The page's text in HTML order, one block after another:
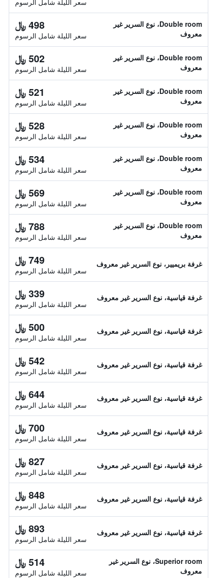
سعر الليلة شامل الرسوم
Double room، نوع السرير غير
معروف
498 ﷼
سعر الليلة شامل الرسوم
Double room، نوع السرير غير
معروف
502 ﷼
سعر الليلة شامل الرسوم
Double room، نوع السرير غير
معروف
521 ﷼
سعر الليلة شامل الرسوم
Double room، نوع السرير غير
معروف
528 ﷼
سعر الليلة شامل الرسوم
Double room، نوع السرير غير
معروف
534 ﷼
سعر الليلة شامل الرسوم
Double room، نوع السرير غير
معروف
569 ﷼
سعر الليلة شامل الرسوم
Double room، نوع السرير غير
معروف
788 ﷼
سعر الليلة شامل الرسوم
غرفة بريميير، نوع السرير غير معروف 749 ﷼
سعر الليلة شامل الرسوم
غرفة قياسية، نوع السرير غير معروف 339 ﷼
سعر الليلة شامل الرسوم
غرفة قياسية، نوع السرير غير معروف 500 ﷼
سعر الليلة شامل الرسوم
غرفة قياسية، نوع السرير غير معروف 542 ﷼
سعر الليلة شامل الرسوم
غرفة قياسية، نوع السرير غير معروف 644 ﷼
سعر الليلة شامل الرسوم
غرفة قياسية، نوع السرير غير معروف 700 ﷼
سعر الليلة شامل الرسوم
غرفة قياسية، نوع السرير غير معروف 827 ﷼
سعر الليلة شامل الرسوم
غرفة قياسية، نوع السرير غير معروف 848 ﷼
سعر الليلة شامل الرسوم
غرفة قياسية، نوع السرير غير معروف 893 ﷼
سعر الليلة شامل الرسوم
Superior room، نوع السرير غير
معروف
514 ﷼
سعر الليلة شامل الرسوم